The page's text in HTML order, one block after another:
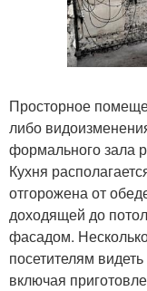
Просторное
либо
формального зала
Кухня
отгорожена от
доходящей до
фасадом.
посетителям
включая